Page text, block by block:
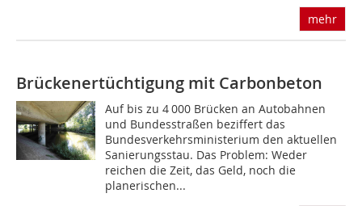
mehr
Brückenertüchtigung mit Carbonbeton
Auf bis zu 4 000 Brücken an Autobahnen
und Bundesstraßen beziffert das
Bundesverkehrsministerium den aktuellen
Sanierungsstau. Das Problem: Weder
reichen die Zeit, das Geld, noch die
planerischen...